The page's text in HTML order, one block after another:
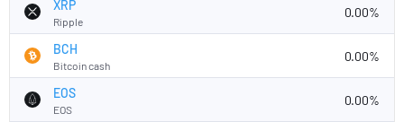
XRP
Ripple
0.00%
BCH
Bitcoin cash
0.00%
EOS
EOS
0.00%